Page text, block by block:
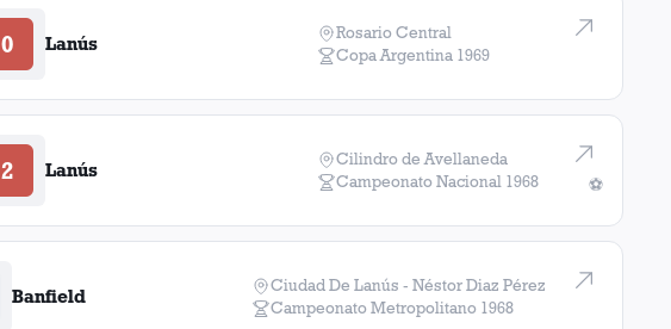
0 Lanús
Rosario Central
Copa Argentina 1969
⚽
2 Lanús
Cilindro de Avellaneda
Campeonato Nacional 1968
Banfield
Ciudad De Lanús - Néstor Diaz Pérez
Campeonato Metropolitano 1968